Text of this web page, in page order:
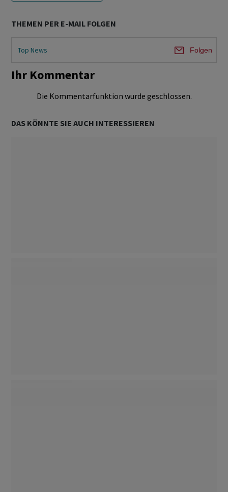
THEMEN PER E-MAIL FOLGEN
Top News Folgen
Ihr Kommentar
Die Kommentarfunktion wurde geschlossen.
DAS KÖNNTE SIE AUCH INTERESSIEREN